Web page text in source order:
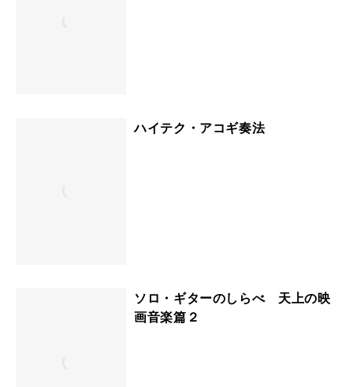
ハイテク・アコギ奏法
ソロ・ギターのしらべ 天上の映
画音楽篇２